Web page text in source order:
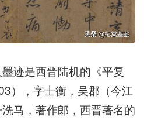
迹是西晋陆机的《平复
），字士衡，吴郡（今江
马，著作郎，西晋著名的